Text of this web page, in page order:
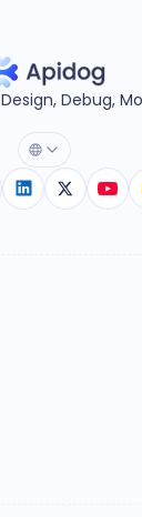
Debug,